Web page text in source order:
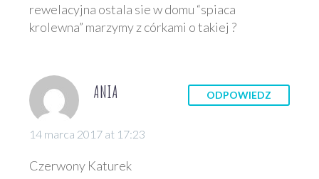
rewelacyjna ostala sie w domu “spiaca
krolewna” marzymy z córkami o takiej ?
ANIA
14 marca 2017 at 17:23
ODPOWIEDZ
Czerwony Katurek